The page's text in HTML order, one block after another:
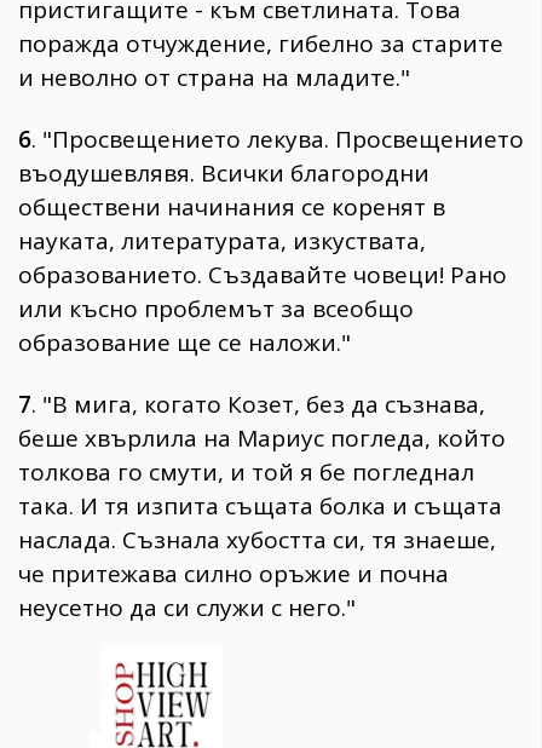
пристигащите - към светлината. Това
поражда отчуждение, гибелно за старите
и неволно от страна на младите."
6. "Просвещението лекува. Просвещението
въодушевлявя. Всички благородни
обществени начинания се коренят в
науката, литературата, изкуствата,
образованието. Създавайте човеци! Рано
или късно проблемът за всеобщо
образование ще се наложи."
7. "В мига, когато Козет, без да съзнава,
беше хвърлила на Мариус погледа, който
толкова го смути, и той я бе погледнал
така. И тя изпита същата болка и същата
наслада. Съзнала хубостта си, тя знаеше,
че притежава силно оръжие и почна
неусетно да си служи с него."